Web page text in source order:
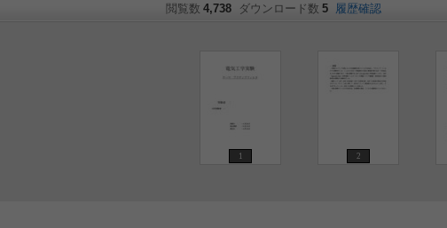
閲覧数 4,738 ダウンロード数 5 履歴確認
1 2